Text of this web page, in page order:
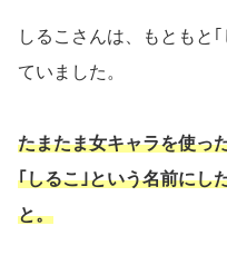
しるこさんは、もともと
ていました。
たまたま女キャラを使っ
｢しるこ｣という名前にし
と。